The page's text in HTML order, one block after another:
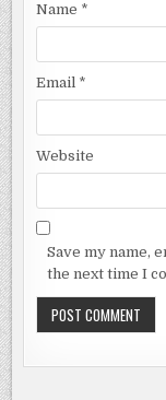
Name *
Email *
Website
Save my name,
the next time I